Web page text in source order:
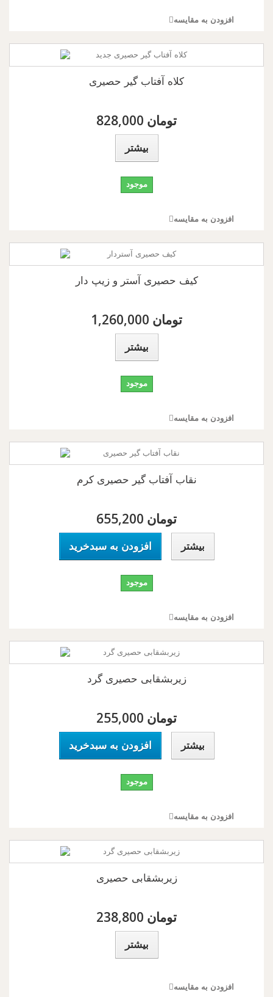
افزودن به مقایسه
کلاه آفتاب گیر حصیری
828,000 تومان
بیشتر
موجود
افزودن به مقایسه
کیف حصیری آستر و زیپ دار
1,260,000 تومان
بیشتر
موجود
افزودن به مقایسه
نقاب آفتاب گیر حصیری کرم
655,200 تومان
افزودن به سبدخرید بیشتر
موجود
افزودن به مقایسه
زیربشقابی حصیری گرد
255,000 تومان
افزودن به سبدخرید بیشتر
موجود
افزودن به مقایسه
زیربشقابی حصیری
238,800 تومان
بیشتر
افزودن به مقایسه